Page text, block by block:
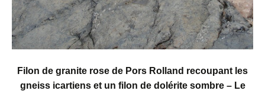
Filon de granite rose de Pors Rolland recoupant les
gneiss icartiens et un filon de dolérite sombre – Le